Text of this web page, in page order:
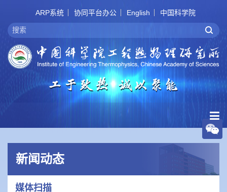
ARP系统 协同平台办公 English 中国科学院
新闻动态
媒体扫描